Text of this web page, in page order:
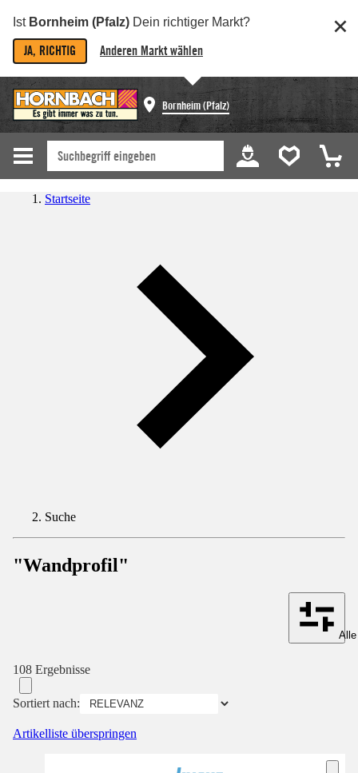
Ist Bornheim (Pfalz) Dein richtiger Markt?
JA, RICHTIG Anderen Markt wählen
Bornheim (Pfalz)
Startseite
Suche
"Wandprofil"
108 Ergebnisse
Sortiert nach:
Artikelliste überspringen